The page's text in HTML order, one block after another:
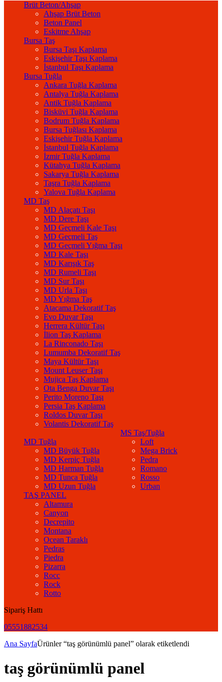
Brüt Beton/Ahşap
Ahşap Brüt Beton
Beton Panel
Eskitme Ahşap
Bursa Taş
Bursa Taşı Kaplama
Eskişehir Taşı Kaplama
İstanbul Taşı Kaplama
Bursa Tuğla
Ankara Tuğla Kaplama
Antalya Tuğla Kaplama
Antik Tuğla Kaplama
Bisküvi Tuğla Kaplama
Bodrum Tuğla Kaplama
Bursa Tuğlası Kaplama
Eskişehir Tuğla Kaplama
İstanbul Tuğla Kaplama
İzmir Tuğla Kaplama
Kütahya Tuğla Kaplama
Sakarya Tuğla Kaplama
Taşra Tuğla Kaplama
Yalova Tuğla Kaplama
MD Taş
MD Alaçatı Taşı
MD Dere Taşı
MD Geçmeli Kale Taşı
MD Geçmeli Taş
MD Geçmeli Yığma Taşı
MD Kale Taşı
MD Karışık Taş
MD Rumeli Taşı
MD Sur Taşı
MD Urla Taşı
MD Yığma Taş
Atacama Dekoratif Taş
Evo Duvar Taşı
Herrera Kültür Taşı
İlion Taş Kaplama
La Rinconado Taşı
Lumumba Dekoratif Taş
Maya Kültür Taşı
Mount Leuser Taşı
Mujica Taş Kaplama
Ota Benga Duvar Taşı
Perito Moreno Taşı
Persia Taş Kaplama
Roldos Duvar Taşı
Volantis Dekoratif Taş
MD Tuğla
MD Büyük Tuğla
MD Kerpiç Tuğla
MD Harman Tuğla
MD Tunca Tuğla
MD Uzun Tuğla
MS Taş/Tuğla
Loft
Mega Brick
Pedra
Romano
Rosso
Urban
TAŞ PANEL
Altamura
Canyon
Decrepito
Montana
Ocean Taraklı
Pedras
Piedra
Pizarra
Rocc
Rock
Rotto
Sipariş Hattı
05551882534
Ana SayfaÜrünler “taş görünümlü panel” olarak etiketlendi
taş görünümlü panel